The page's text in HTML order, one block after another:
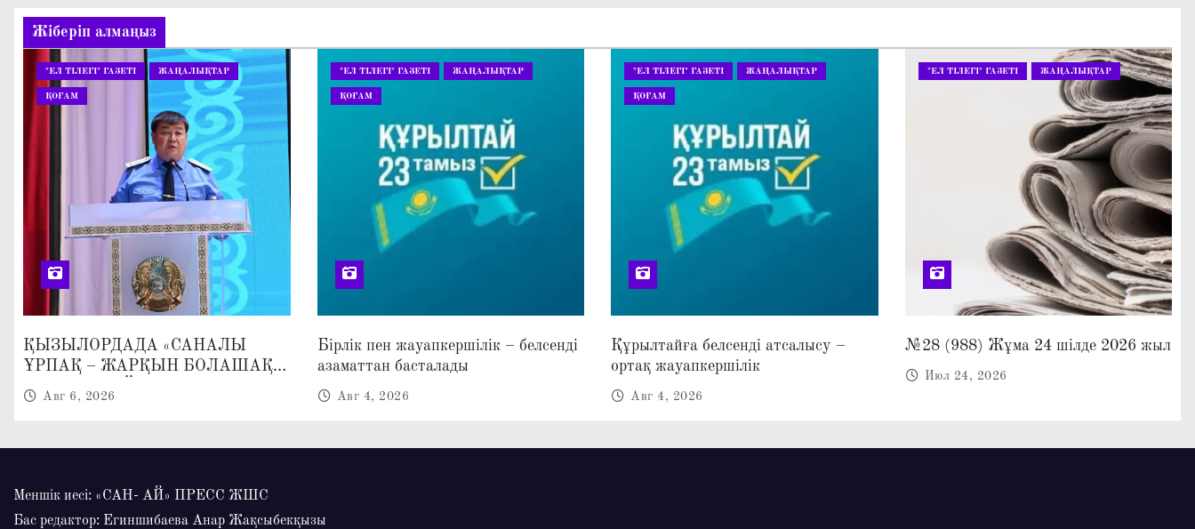
о
з
а
п
я
Жіберіп алмаңыз
"ЕЛ ТІЛЕГІ" ГАЗЕТІ ЖАҢАЛЫҚТАР
ҚОҒАМ
ҚЫЗЫЛОРДАДА «САНАЛЫ
ҰРПАҚ – ЖАРҚЫН БОЛАШАҚ»
АТТЫ КЕҢЕЙТІЛГЕН МӘЖІЛІС
ӨТТІ
Авг 6, 2026
"ЕЛ ТІЛЕГІ" ГАЗЕТІ ЖАҢАЛЫҚТАР
ҚОҒАМ
Бірлік пен жауапкершілік – белсенді
азаматтан басталады
Авг 4, 2026
"ЕЛ ТІЛЕГІ" ГАЗЕТІ ЖАҢАЛЫҚТАР
ҚОҒАМ
Құрылтайға белсенді атсалысу –
ортақ жауапкершілік
Авг 4, 2026
"ЕЛ ТІЛЕГІ" ГАЗЕТІ ЖАҢАЛЫҚТАР
№28 (988) Жұма 24 шілде 2026 жыл
Июл 24, 2026
Меншік иесі: «САН- АЙ» ПРЕСС ЖШС
Бас редактор: Егиншибаева Анар Жақсыбекқызы